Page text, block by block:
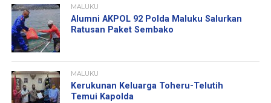
MALUKU
Alumni AKPOL 92 Polda Maluku Salurkan
Ratusan Paket Sembako
MALUKU
Kerukunan Keluarga Toheru-Telutih
Temui Kapolda